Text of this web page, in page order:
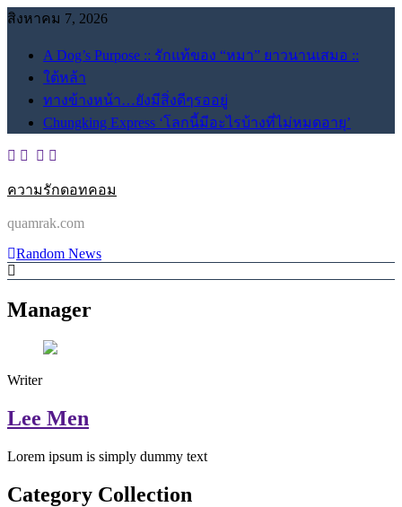
Skip
สิงหาคม 7, 2026
A Dog’s Purpose :: รักแท้ของ “หมา” ยาวนานเสมอ ::
ใต้หล้า
ทางข้างหน้า…ยังมีสิ่งดีๆรออยู่
Chungking Express ‘โลกนี้มีอะไรบ้างที่ไม่หมดอายุ’
ความรักดอทคอม
quamrak.com
Random News
Manager
Writer
Lee Men
Lorem ipsum is simply dummy text
Category Collection